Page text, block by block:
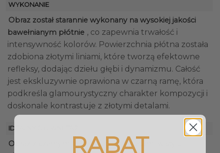
WYKONANIE
Obraz został starannie wykonany na wysokiej jakości
bawełnianym płótnie , co zapewnia trwałość i
intensywność kolorów. Powierzchnia płótna została
zdobiona złotymi liniami, które tworzą efektowne
refleksy, dodając dziełu głębi i dynamizmu. Całość
jest ekskluzywnie oprawiona w czarną ramę, która
podkreśla glamourystyczny charakter kompozycji i
doskonale kontrastuje z złotymi detalami.
IDEALNY DO WNĘTRZ
Obraz z czarnym tłem i złotymi kwiatami w stylu
RABAT